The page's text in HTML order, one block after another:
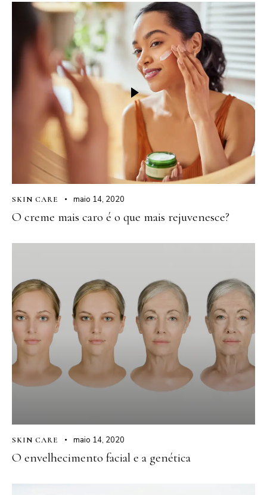
SKIN CARE maio 14, 2020
O creme mais caro é o que mais rejuvenesce?
SKIN CARE maio 14, 2020
O envelhecimento facial e a genética